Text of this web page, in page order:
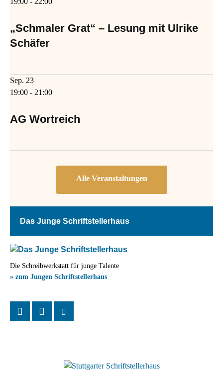
„Schmaler Grat“ – Lesung mit Ulrike
Schäfer
Sep. 23
19:00 - 21:00
AG Wortreich
Das Junge Schriftstellerhaus
Die Schreibwerkstatt für junge Talente
» zum Jungen Schriftstellerhaus